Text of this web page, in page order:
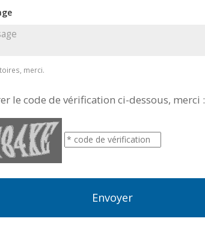
merci.
le code de vérification ci-dessous, merci :